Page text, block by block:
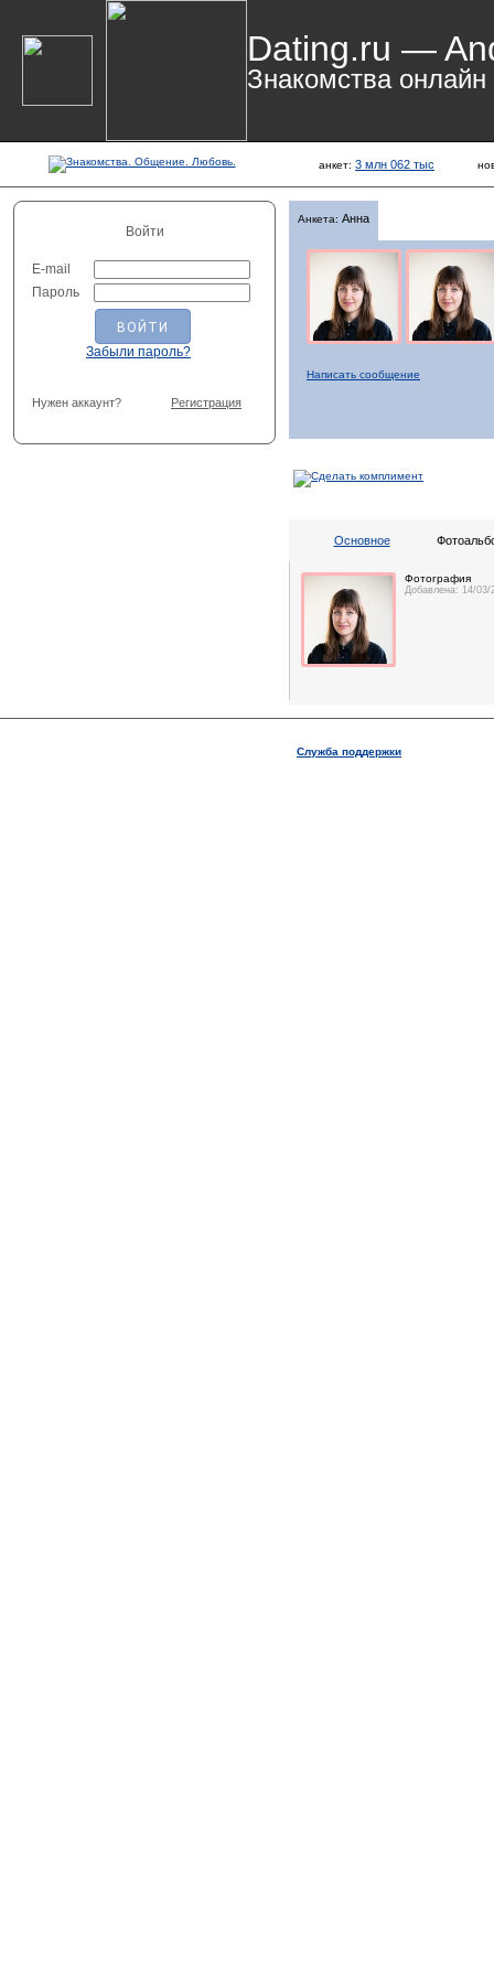
Dating.ru —
Знакомства онлайн
анкет: 3 млн 062 тыс
Войти
E-mail
Пароль
Забыли пароль?
Нужен аккаунт? Регистрация
Анкета: Анна
Написать сообщение
Основное
Фотография
Добавлена: 14/03/
Служба поддержки